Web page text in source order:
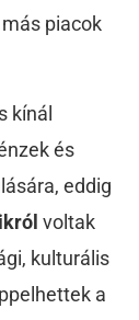
piacok
kínál
és
eddig
voltak
kulturális
a